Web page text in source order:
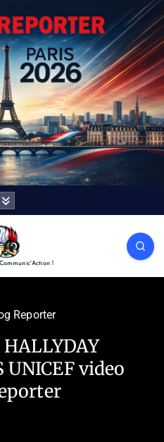
!
Reporter
UNICEF video